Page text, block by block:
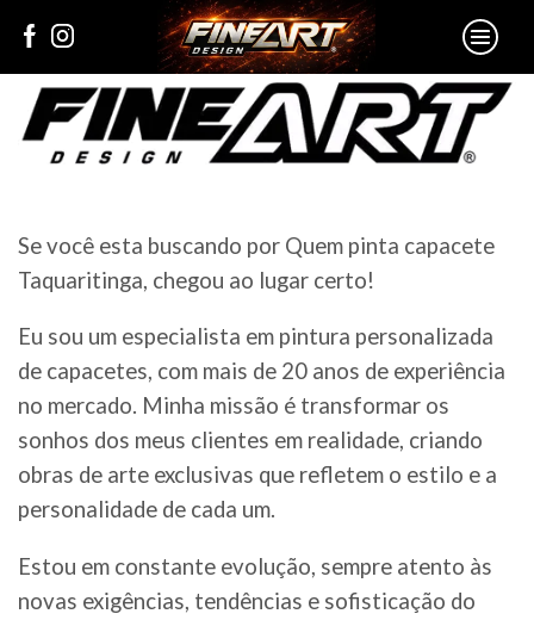
Se você esta buscando por Quem pinta capacete
Taquaritinga, chegou ao lugar certo!
Eu sou um especialista em pintura personalizada
de capacetes, com mais de 20 anos de experiência
no mercado. Minha missão é transformar os
sonhos dos meus clientes em realidade, criando
obras de arte exclusivas que refletem o estilo e a
personalidade de cada um.
Estou em constante evolução, sempre atento às
novas exigências, tendências e sofisticação do